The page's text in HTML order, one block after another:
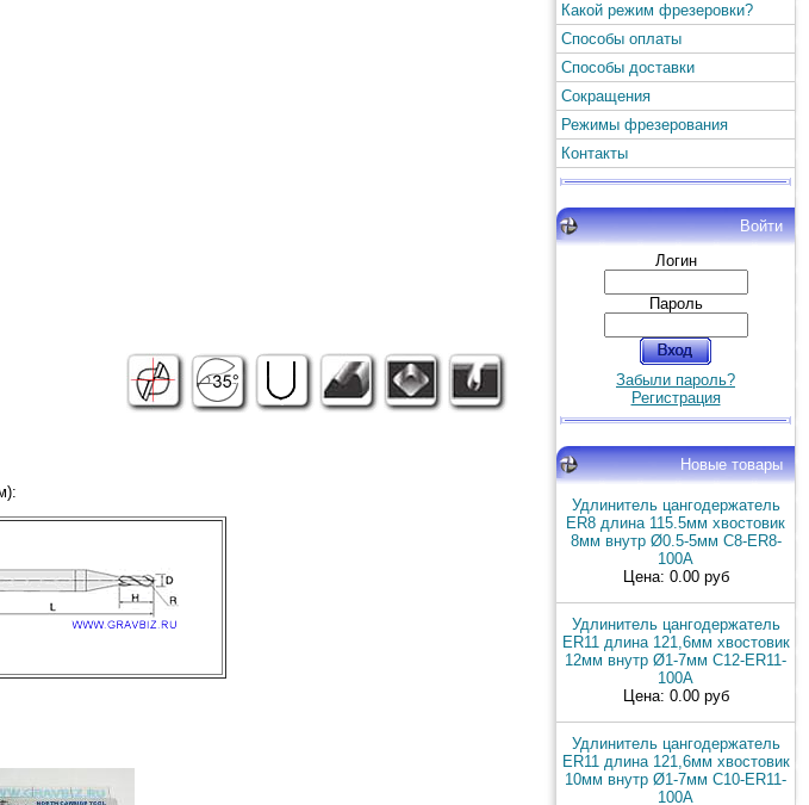
Какой режим фрезеровки?
Способы оплаты
Способы доставки
Сокращения
Режимы фрезерования
Контакты
Войти
Логин
Пароль
Забыли пароль?
Регистрация
Новые товары
Удлинитель цангодержатель
ER8 длина 115.5мм хвостовик
8мм внутр Ø0.5-5мм C8-ER8-
100A
Цена: 0.00 руб
Удлинитель цангодержатель
ER11 длина 121,6мм хвостовик
12мм внутр Ø1-7мм C12-ER11-
100A
Цена: 0.00 руб
Удлинитель цангодержатель
ER11 длина 121,6мм хвостовик
10мм внутр Ø1-7мм C10-ER11-
100A